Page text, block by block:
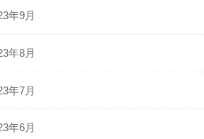
年9月
年8月
年7月
年6月